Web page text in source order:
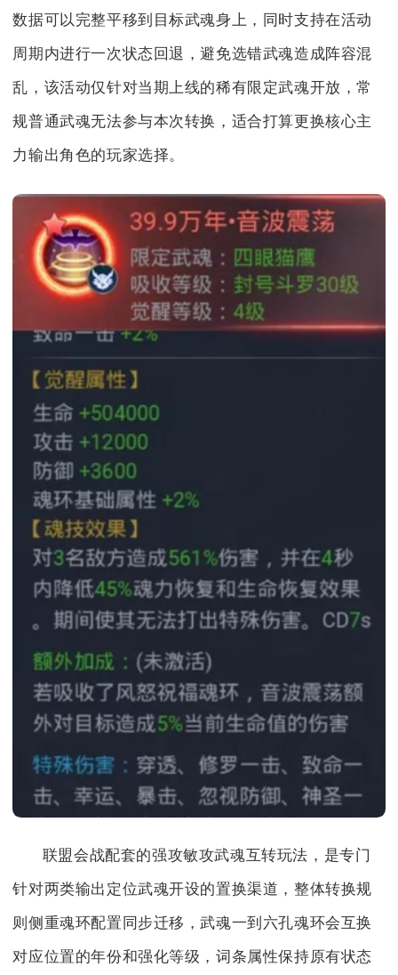
数据可以完整平移到目标武魂身上，同时支持在活动
周期内进行一次状态回退，避免选错武魂造成阵容混
乱，该活动仅针对当期上线的稀有限定武魂开放，常
规普通武魂无法参与本次转换，适合打算更换核心主
力输出角色的玩家选择。
联盟会战配套的强攻敏攻武魂互转玩法，是专门
针对两类输出定位武魂开设的置换渠道，整体转换规
则侧重魂环配置同步迁移，武魂一到六孔魂环会互换
对应位置的年份和强化等级，词条属性保持原有状态